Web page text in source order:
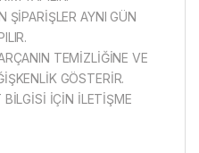
ŞİPARİŞLER AYNI GÜN
TEMİZLİĞİNE VE
GÖSTERİR.
BİLGİSİ İÇİN İLETİŞME